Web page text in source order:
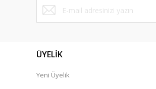
Ürün fiyatı diğer sitelerden daha
Bu ürüne benzer farklı
ÜYELİK
Yeni Üyelik